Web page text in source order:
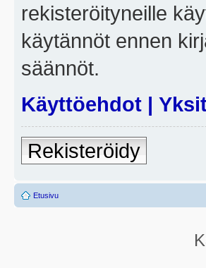
rekisteröityneille
käytännöt ennen
säännöt.
Käyttöehdot |
Rekisteröidy
Etusivu